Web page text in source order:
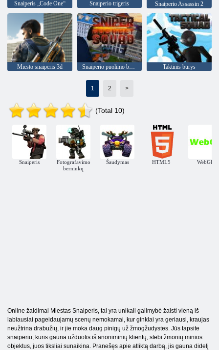
Snaiperis „Code One“ Snaiperio trigeris Snaiperio Assassin 2
Miesto snaiperis 3d Snaiperio puolimo būrys Taktinis būrys
1 2 >
(Total 10)
Snaiperis
Fotografavimo
berniukų
Šaudymas HTML5 WebGL
Online žaidimai Miestas Snaiperis, tai yra unikali galimybė žaisti vieną iš
labiausiai pageidaujamų scenų nemokamai, kur ginklai yra geriausi, kraujas
neužtrina drabužių, ir jie moka daug pinigų už žmogžudystes. Jūs tapsite
snaiperiu, kuris gauna užduotis iš anoniminių klientų, stebi žmonių minios
objektus, juos tiksliai sunaikina. Pranešęs apie atliktą darbą, jis gauna didelį